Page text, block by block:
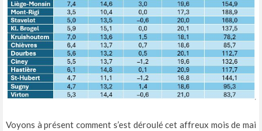
Voyons à présent comment s’est déroulé cet affreux mois de mai